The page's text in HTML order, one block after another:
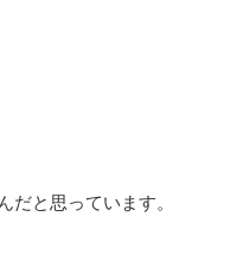
だと思っています。